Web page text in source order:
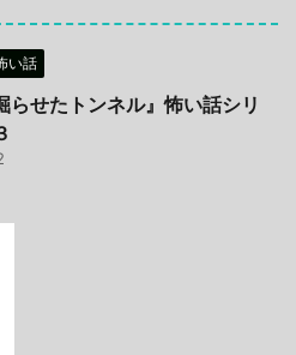
い話
らせたトンネル』怖い話シリ